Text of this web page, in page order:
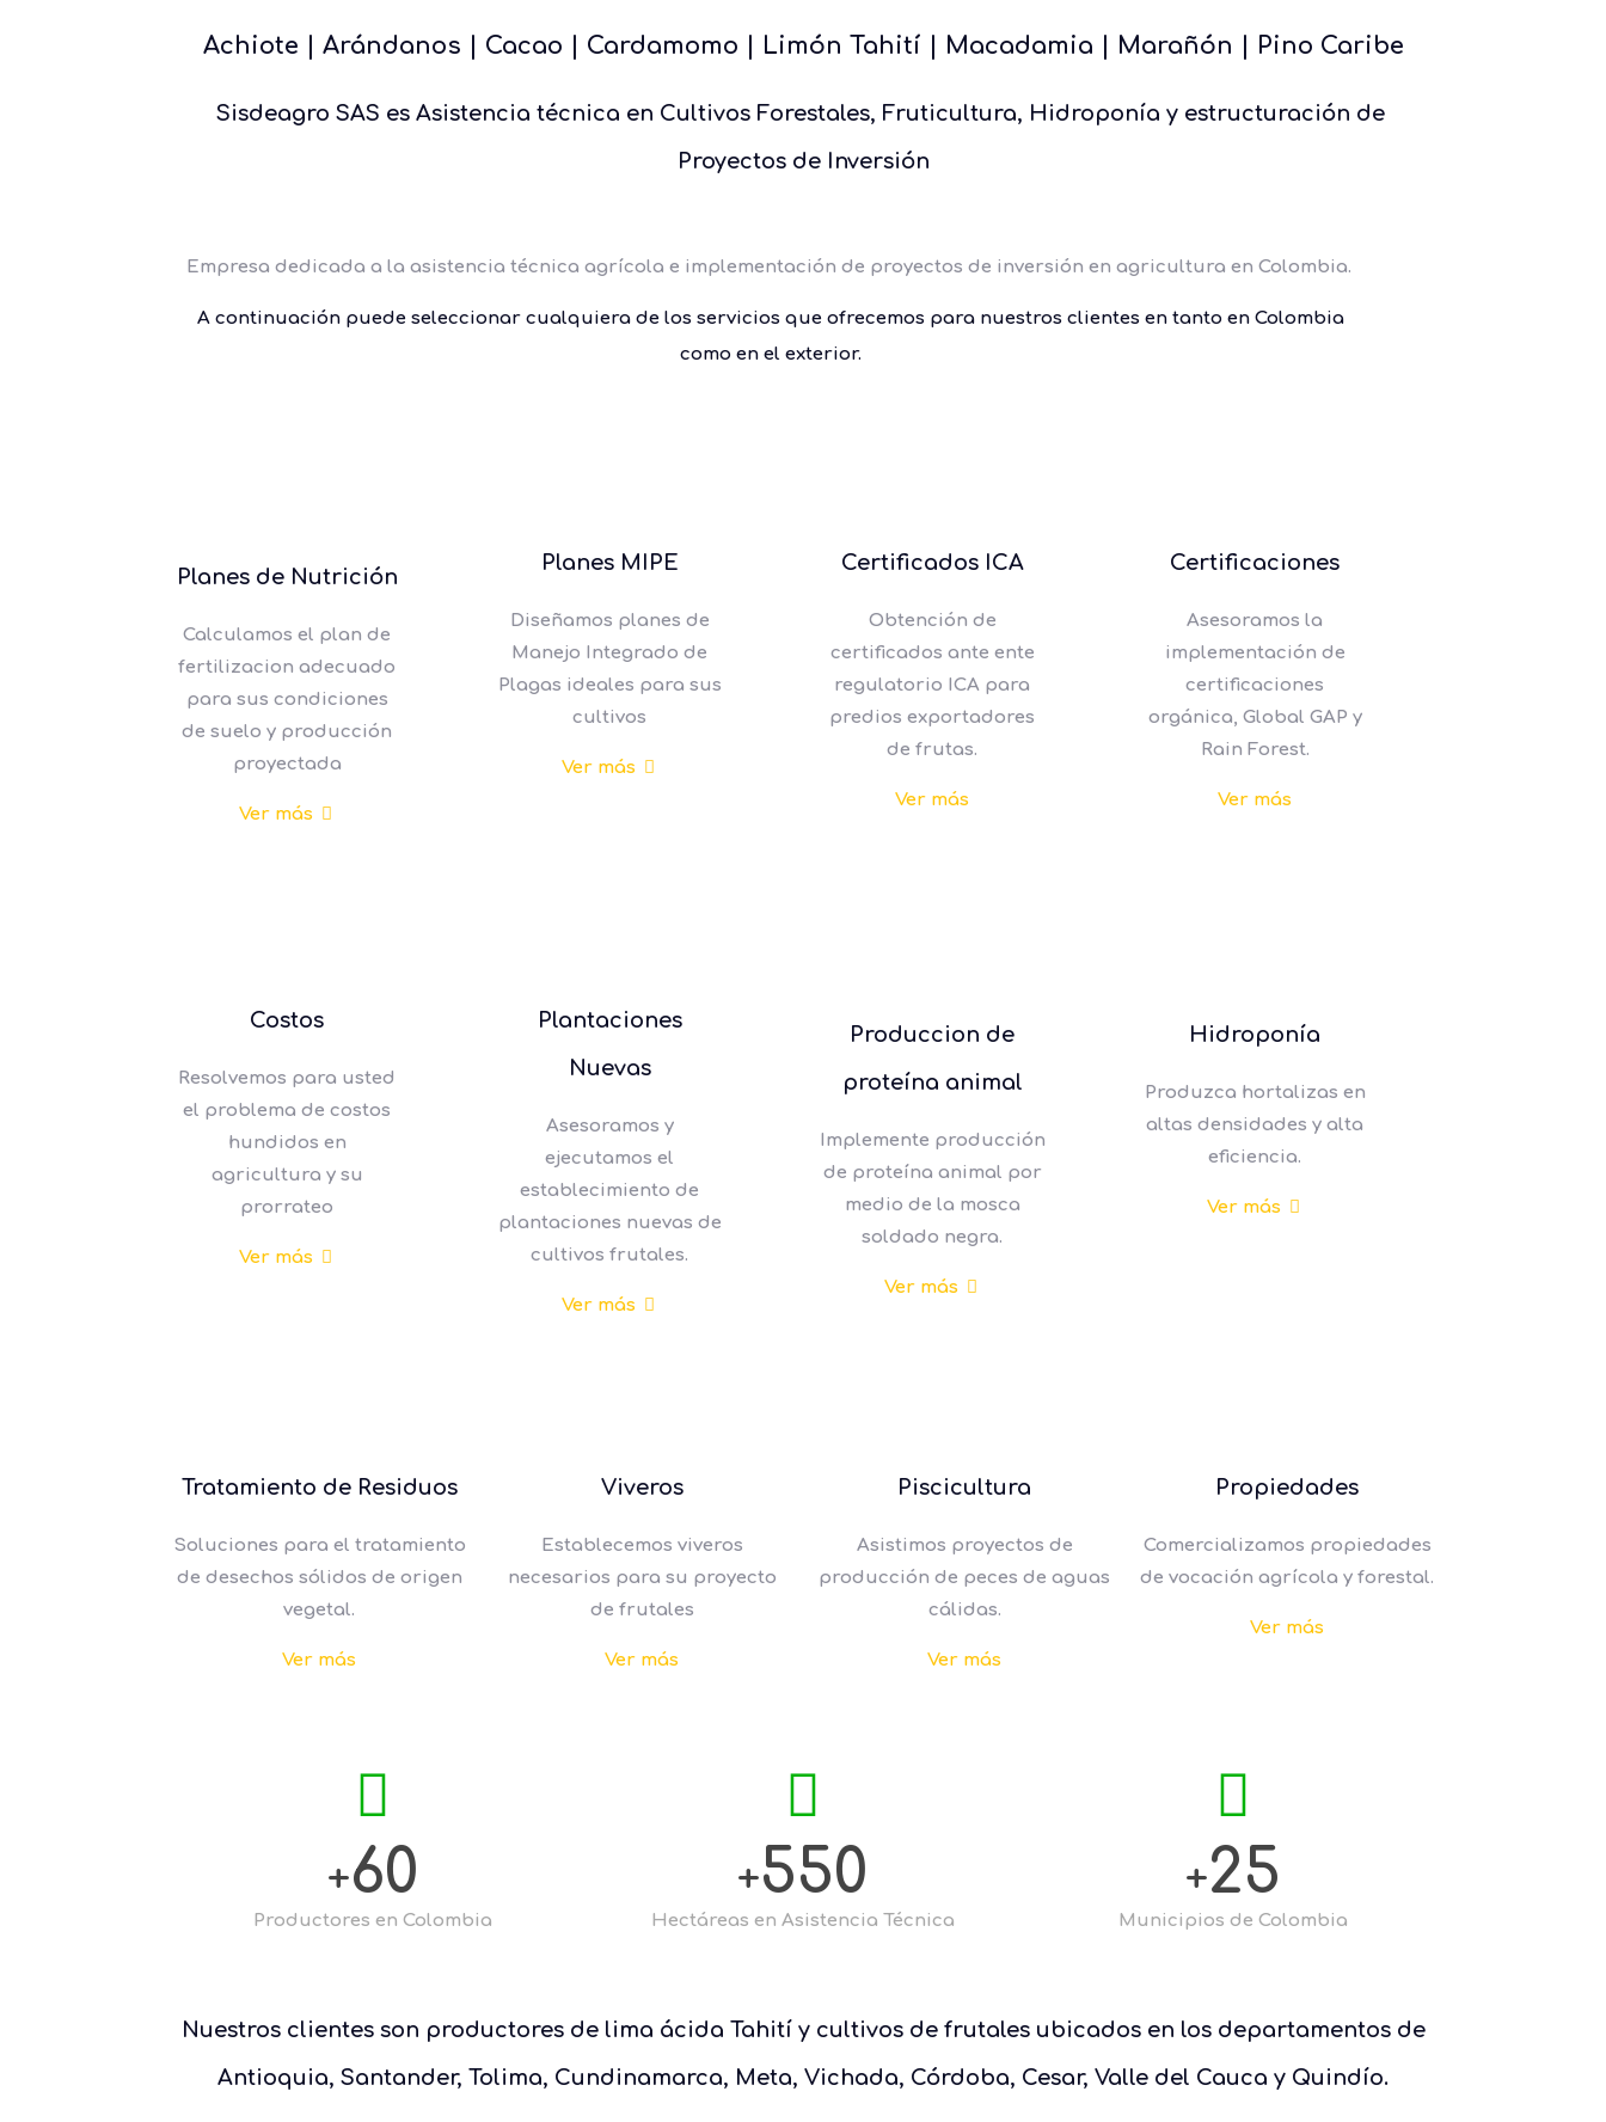
Achiote Arándanos | Cacao | Cardamomo Limón Tahití Macadamia Marañón Pino Caribe
Sisdeagro SAS es Asistencia técnica en Cultivos Forestales, Fruticultura, Hidroponía y estructuración de
Proyectos de Inversión
Empresa dedicada a la asistencia técnica agrícola e implementación de proyectos de inversión en agricultura en Colombia.
A continuación puede seleccionar cualquiera de los servicios que ofrecemos para nuestros clientes en tanto en Colombia
como en el exterior.
Planes de Nutrición
Calculamos el plan de
fertilizacion adecuado
para sus condiciones
de suelo y producción
proyectada
Ver más
Planes MIPE
Diseñamos planes de
Manejo Integrado de
Plagas ideales para sus
cultivos
Ver más
Certificados ICA
Obtención de
certificados ante ente
regulatorio ICA para
predios exportadores
de frutas.
Ver más
Certificaciones
Asesoramos la
implementación de
certificaciones
orgánica, Global GAP y
Rain Forest.
Ver más
Costos
Resolvemos para usted
el problema de costos
hundidos en
agricultura y su
prorrateo
Ver más
Plantaciones
Nuevas
Asesoramos y
ejecutamos el
establecimiento de
plantaciones nuevas de
cultivos frutales.
Ver más
Produccion de
proteína animal
Implemente producción
de proteína animal por
medio de la mosca
soldado negra.
Ver más
Hidroponía
Produzca hortalizas en
altas densidades y alta
eficiencia.
Ver más
Tratamiento de Residuos
Soluciones para el tratamiento
de desechos sólidos de origen
vegetal.
Ver más
Viveros
Establecemos viveros
necesarios para su proyecto
de frutales
Ver más
Piscicultura
Asistimos proyectos de
producción de peces de aguas
cálidas.
Ver más
Propiedades
Comercializamos propiedades
de vocación agrícola y forestal.
Ver más
+60
Productores en Colombia
+550
Hectáreas en Asistencia Técnica
+25
Municipios de Colombia
Nuestros clientes son productores de lima ácida Tahití y cultivos de frutales ubicados en los departamentos de
Antioquia, Santander, Tolima, Cundinamarca, Meta, Vichada, Córdoba, Cesar, Valle del Cauca y Quindío.